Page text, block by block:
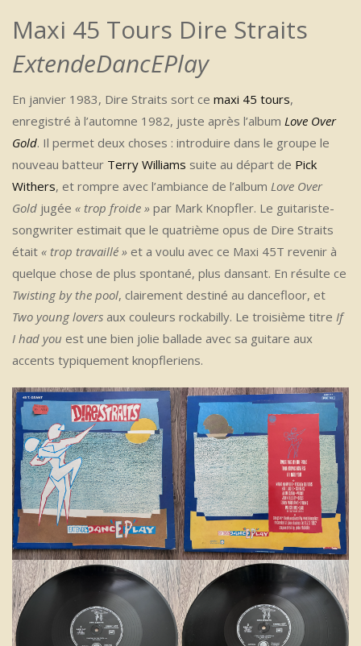
Maxi 45 Tours Dire Straits
ExtendeDancEPlay
En janvier 1983, Dire Straits sort ce maxi 45 tours,
enregistré à l’automne 1982, juste après l’album Love Over
Gold. Il permet deux choses : introduire dans le groupe le
nouveau batteur Terry Williams suite au départ de Pick
Withers, et rompre avec l’ambiance de l’album Love Over
Gold jugée « trop froide » par Mark Knopfler. Le guitariste-
songwriter estimait que le quatrième opus de Dire Straits
était « trop travaillé » et a voulu avec ce Maxi 45T revenir à
quelque chose de plus spontané, plus dansant. En résulte ce
Twisting by the pool, clairement destiné au dancefloor, et
Two young lovers aux couleurs rockabilly. Le troisième titre If
I had you est une bien jolie ballade avec sa guitare aux
accents typiquement knopfleriens.